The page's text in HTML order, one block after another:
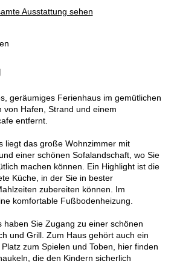
Ausstattung sehen
geräumiges Ferienhaus im gemütlichen
von Hafen, Strand und einem
entfernt.
liegt das große Wohnzimmer mit
einer schönen Sofalandschaft, wo Sie
machen können. Ein Highlight ist die
Küche, in der Sie in bester
zubereiten können. Im
komfortable Fußbodenheizung.
haben Sie Zugang zu einer schönen
und Grill. Zum Haus gehört auch ein
zum Spielen und Toben, hier finden
die den Kindern sicherlich